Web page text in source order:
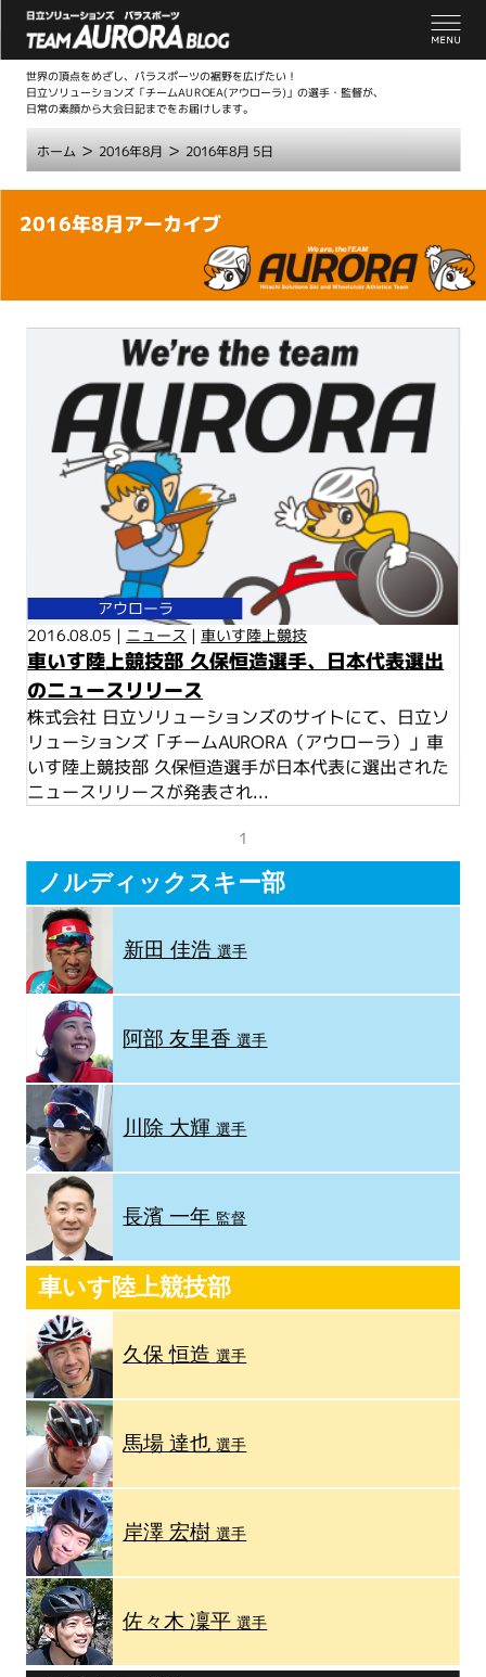
世界の頂点をめざし、パラスポーツの裾野を広げたい！
日立ソリューションズ「チームAUROEA(アウローラ)」の選手・監督が、
日常の素顔から大会日記までをお届けします。
ホーム > 2016年8月 > 2016年8月 5日
本
2016年8月アーカイブ
アウローラ
2016.08.05 | ニュース |車いす陸上競技
車いす陸上競技部 久保恒造選手、日本代表選出
のニュースリリース
株式会社 日立ソリューションズのサイトにて、日立ソ
リューションズ「チームAURORA（アウローラ）」車
いす陸上競技部 久保恒造選手が日本代表に選出された
ニュースリリースが発表され...
1
ノルディックスキー部
新田 佳浩 選手
阿部 友里香選手
川除 大輝選手
長濱 一年 監督
車いす陸上競技部
久保 恒造選手
馬場 達也選手
岸澤 宏樹選手
佐々木 凜平選手